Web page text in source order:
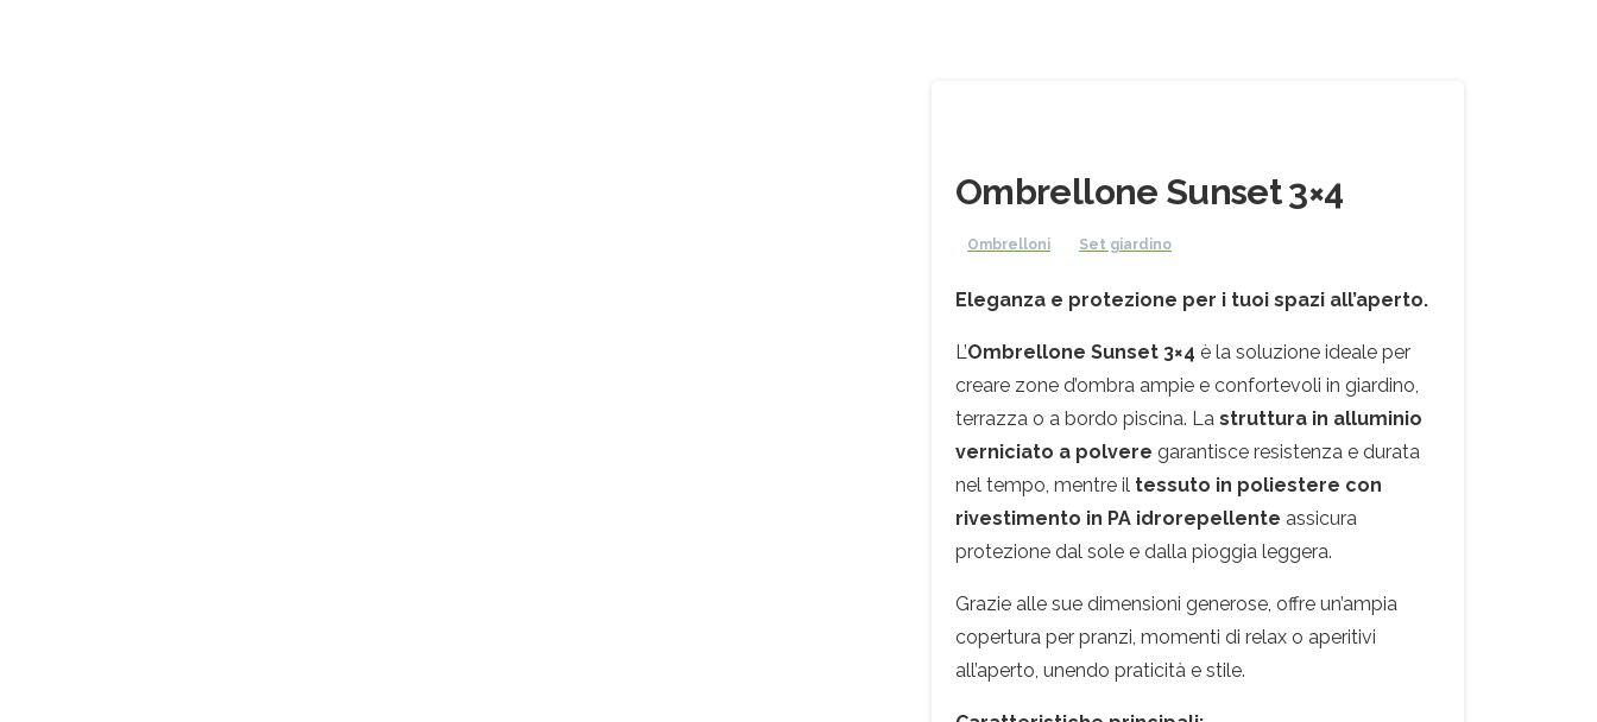
Ombrellone Sunset 3×4
Ombrelloni Set giardino
Eleganza e protezione per i tuoi spazi all’aperto.
L’Ombrellone Sunset 3×4 è la soluzione ideale per
creare zone d’ombra ampie e confortevoli in giardino,
terrazza o a bordo piscina. La struttura in alluminio
verniciato a polvere garantisce resistenza e durata
nel tempo, mentre il tessuto in poliestere con
rivestimento in PA idrorepellente assicura
protezione dal sole e dalla pioggia leggera.
Grazie alle sue dimensioni generose, offre un’ampia
copertura per pranzi, momenti di relax o aperitivi
all’aperto, unendo praticità e stile.